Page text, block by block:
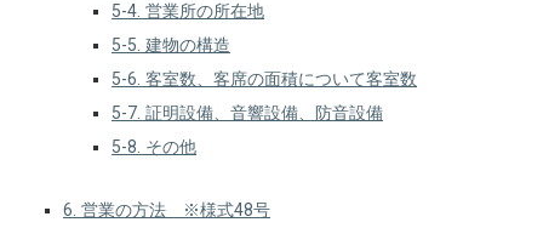
5-4. 営業所の所在地
5-5. 建物の構造
5-6. 客室数、客席の面積について客室数
5-7. 証明設備、音響設備、防音設備
5-8. その他
6. 営業の方法 ※様式48号